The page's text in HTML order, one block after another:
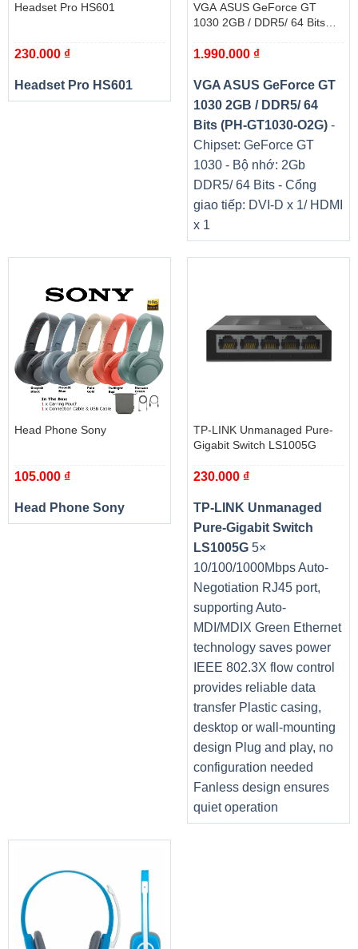
BÔI TRƠN NANO GRAPHENE
Chất bôi trơn graphene nano có thể kéo dài tuổi thọ của
động êm ái hơn.
LÀM MÁT
Thiết kế tản nhiệt mở rộng cho phép luồng không khí đi
qua, giúp tản nhiệt tốt hơn.
ỐNG NHIỆT CẢM ỨNG TRỰC TIẾP
Hình dạng của ống dẫn nhiệt bằng đồng nguyên chất tối
đa hóa diện tích tiếp xúc trực tiếp với GPU. Ống dẫn nhiệt
cũng bao phủ VRAM thông qua một tấm kim loại lớn tiếp
xúc để đảm bảo làm mát thích hợp.
Headset Pro HS601
230.000 ₫
Headset Pro HS601
VGA ASUS GeForce GT
1030 2GB / DDR5/ 64 Bits
1.990.000 ₫
VGA ASUS GeForce GT
1030 2GB / DDR5/ 64
Bits (PH-GT1030-O2G)-
Chipset: GeForce GT
1030 - Bộ nhớ: 2Gb
DDR5/ 64 Bits - Cổng
giao tiếp: DVI-D x 1/ HDMI
x 1
Head Phone Sony
105.000 ₫
Head Phone Sony
TP-LINK Unmanaged Pure-
Gigabit Switch LS1005G
230.000 ₫
TP-LINK Unmanaged
Pure-Gigabit Switch
LS1005G5×
10/100/1000Mbps Auto-
Negotiation RJ45 port,
supporting Auto-
MDI/MDIX Green Ethernet
technology saves power
IEEE 802.3X flow control
provides reliable data
transfer Plastic casing,
desktop or wall-mounting
design Plug and play, no
configuration needed
Fanless design ensures
quiet operation